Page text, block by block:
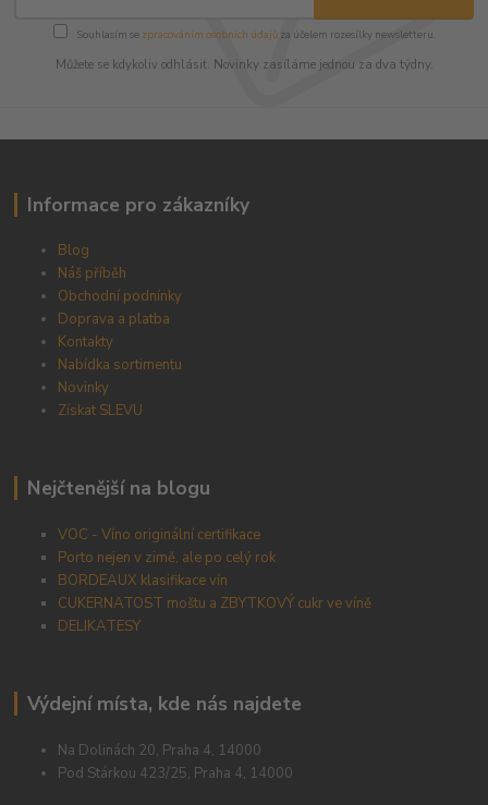
Souhlasím se zpracováním osobních údajůza účelem rozesílky newsletteru.
Můžete se kdykoliv odhlásit. Novinky zasíláme jednou za dva týdny.
Informace pro zákazníky
Blog
Náš příběh
Obchodní podnínky
Doprava a platba
Kontakty
Nabídka sortimentu
Novinky
Získat SLEVU
Nejčtenější na blogu
VOC - Víno originální certifikace
Porto nejen v zimě, ale po celý rok
BORDEAUX klasifikace vín
CUKERNATOST moštu a ZBYTKOVÝ cukr ve víně
DELIKATESY
Výdejní místa, kde nás najdete
Na Dolinách 20, Praha 4, 14000
Pod Stárkou 423/25, Praha 4, 14000